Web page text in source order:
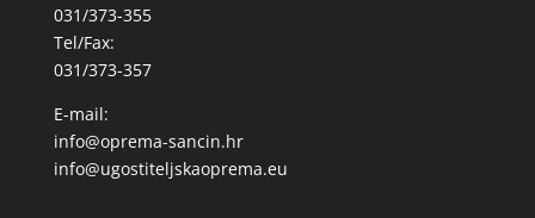
031/373-355
Tel/Fax:
031/373-357
E-mail:
info@oprema-sancin.hr
info@ugostiteljskaoprema.eu